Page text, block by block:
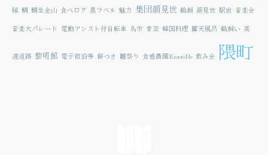
隊 鯛 鯛生金山 食べログ 黒ラベル 魅力 集団顔見世 鵜飼 顔見世 駅前 音楽会
音楽大パレード 電動アシスト付自転車 鳥市 青空 韓国料理 露天風呂 鵜飼い 高
速道路 黎明館 電子宿泊券 餅つき 雛祭り 食感農園KazetoNe 飲み会 隈町